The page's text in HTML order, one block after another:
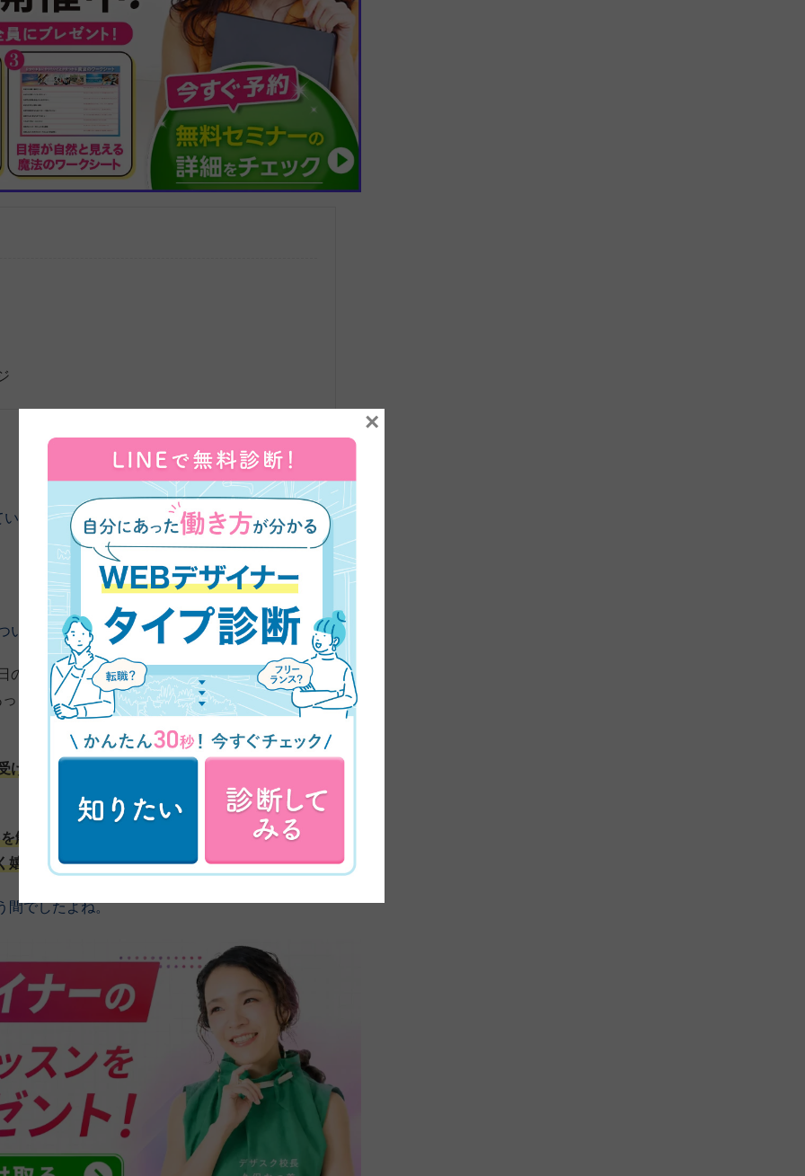
いただきました。よろしくお願いします。まずは、45
いてお伺いしてもいいですか？
のようにキャリアに関する学習、決起会や添削会に参
という間に課題提出というような感じでした。あま
けたり、Chatworkで同期の方たちのやり取りを見た
触ったこともなかった私が、Photoshopでホームペ
しくて、技術が身についたことを実感しています。
間でしたよね。
×